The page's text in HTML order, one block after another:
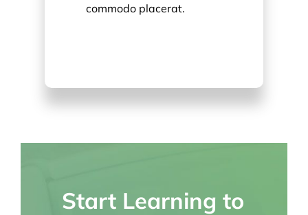
commodo placerat.
Start Learning to